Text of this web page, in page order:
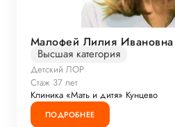
Малофей Лилия Ивановна
Высшая категория
Детский ЛОР
Стаж 37 лет
Клиника «Мать и дитя» Кунцево
ПОДРОБНЕЕ